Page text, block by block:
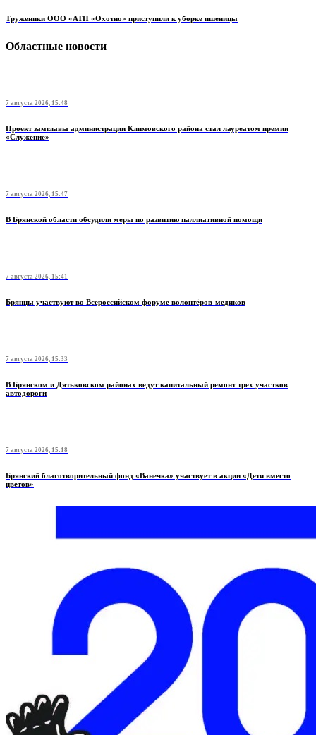
Труженики ООО «АТП «Охотно» приступили к уборке пшеницы
Областные новости
7 августа 2026, 15:48
Проект замглавы администрации Климовского района стал лауреатом премии
«Служение»
7 августа 2026, 15:47
В Брянской области обсудили меры по развитию паллиативной помощи
7 августа 2026, 15:41
Брянцы участвуют во Всероссийском форуме волонтёров-медиков
7 августа 2026, 15:33
В Брянском и Дятьковском районах ведут капитальный ремонт трех участков
автодороги
7 августа 2026, 15:18
Брянский благотворительный фонд «Ванечка» участвует в акции «Дети вместо
цветов»